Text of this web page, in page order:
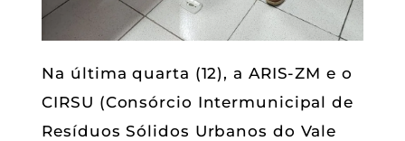
Na última quarta (12), a ARIS-ZM e o
CIRSU (Consórcio Intermunicipal de
Resíduos Sólidos Urbanos do Vale